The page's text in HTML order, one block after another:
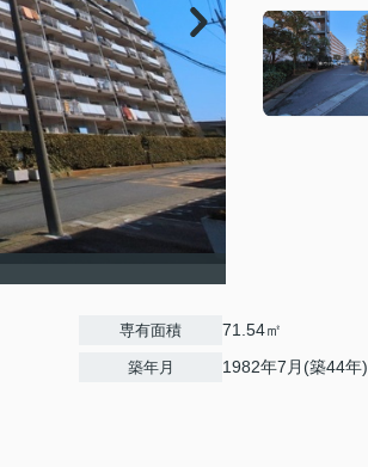
専有面積 71.54㎡
築年月 1982年7月(築44年)